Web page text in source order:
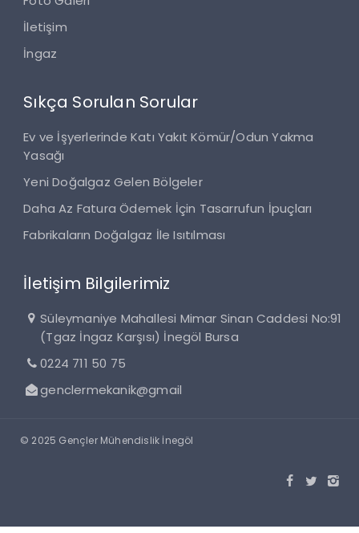
İletişim
İngaz
Sıkça Sorulan Sorular
Ev ve İşyerlerinde Katı Yakıt Kömür/Odun Yakma
Yasağı
Yeni Doğalgaz Gelen Bölgeler
Daha Az Fatura Ödemek İçin Tasarrufun İpuçları
Fabrikaların Doğalgaz İle Isıtılması
İletişim Bilgilerimiz
Süleymaniye Mahallesi Mimar Sinan Caddesi No:91
(Tgaz İngaz Karşısı) İnegöl Bursa
0224 711 50 75
genclermekanik@gmail
© 2025 Gençler Mühendislik İnegöl